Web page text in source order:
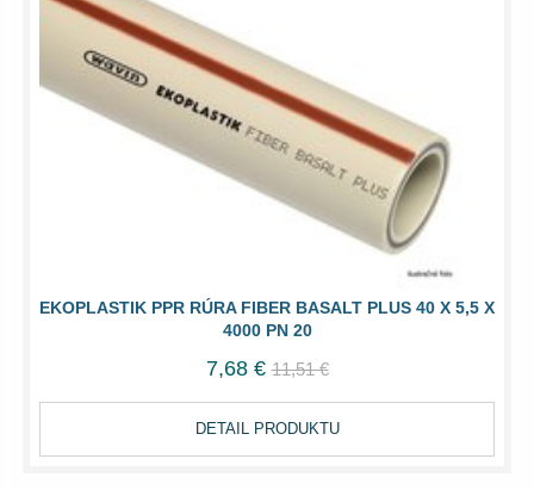
EKOPLASTIK PPR RÚRA FIBER BASALT PLUS 40 X 5,5 X
4000 PN 20
7,68 € 11,51 €
DETAIL PRODUKTU